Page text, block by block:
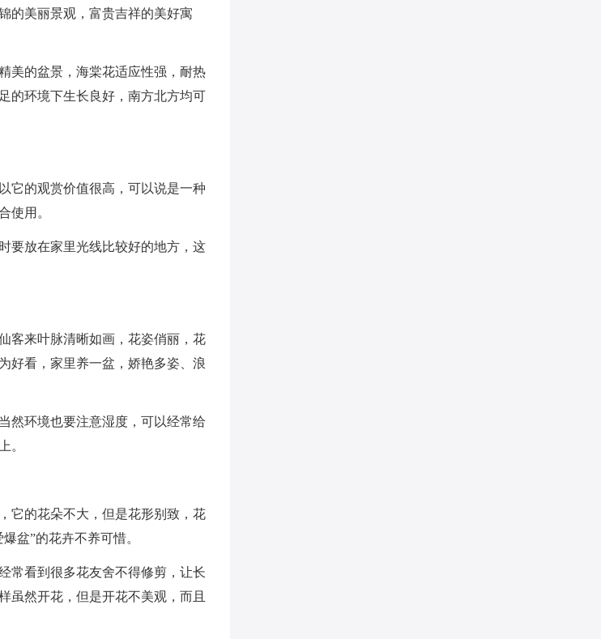
的美丽景观，富贵吉祥的美好寓
美的盆景，海棠花适应性强，耐热
的环境下生长良好，南方北方均可
它的观赏价值很高，可以说是一种
使用。
要放在家里光线比较好的地方，这
客来叶脉清晰如画，花姿俏丽，花
好看，家里养一盆，娇艳多姿、浪
然环境也要注意湿度，可以经常给
。
它的花朵不大，但是花形别致，花
盆”的花卉不养可惜。
常看到很多花友舍不得修剪，让长
虽然开花，但是开花不美观，而且